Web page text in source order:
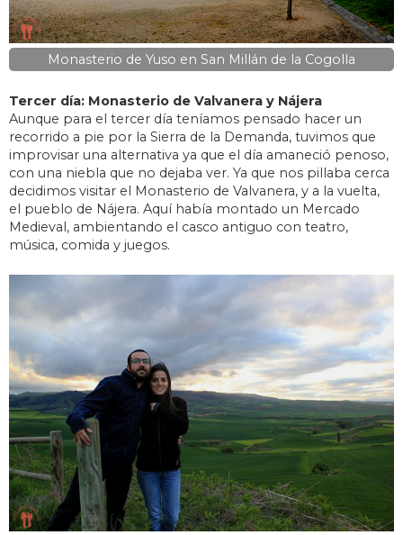
Monasterio de Yuso en San Millán de la Cogolla
Tercer día: Monasterio de Valvanera y Nájera
Aunque para el tercer día teníamos pensado hacer un
recorrido a pie por la Sierra de la Demanda, tuvimos que
improvisar una alternativa ya que el día amaneció penoso,
con una niebla que no dejaba ver. Ya que nos pillaba cerca
decidimos visitar el Monasterio de Valvanera, y a la vuelta,
el pueblo de Nájera. Aquí había montado un Mercado
Medieval, ambientando el casco antiguo con teatro,
música, comida y juegos.